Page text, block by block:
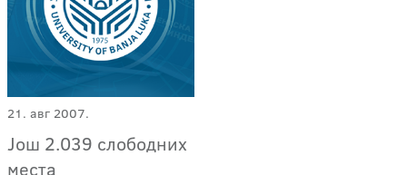
21. авг 2007.
Још 2.039 слободних
места